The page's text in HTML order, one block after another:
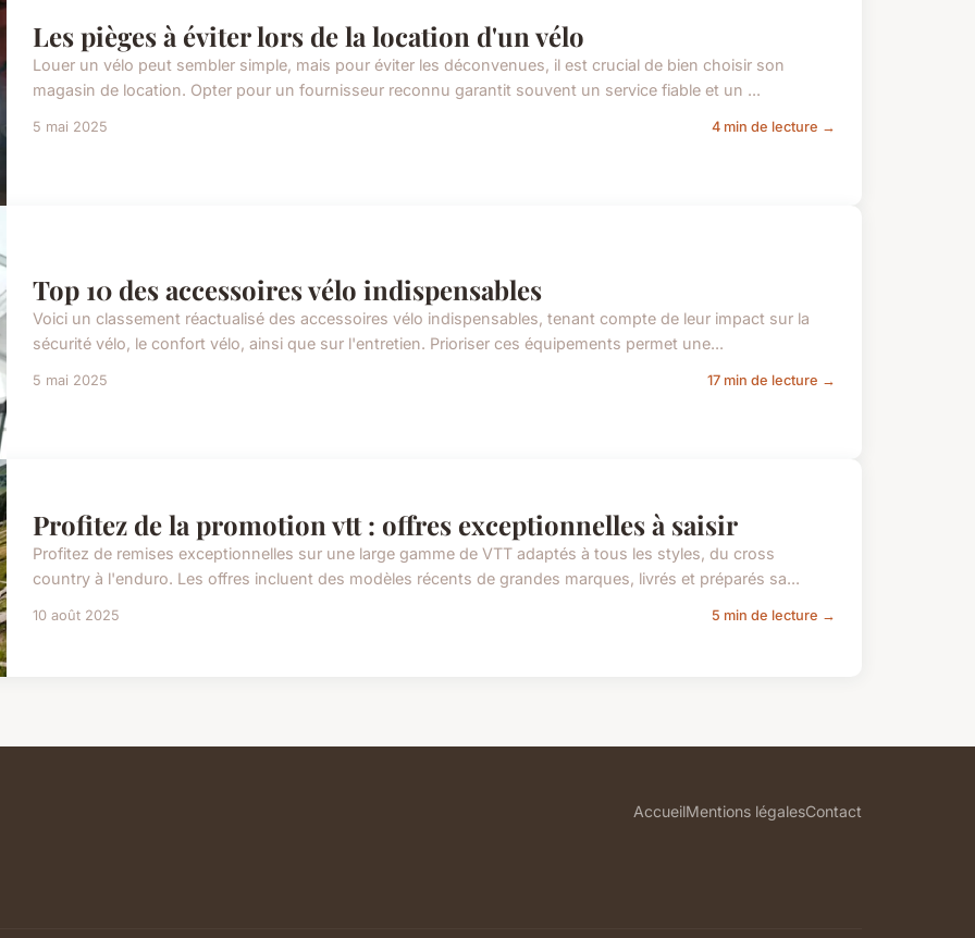
Les pièges à éviter lors de la location d'un vélo
Louer un vélo peut sembler simple, mais pour éviter les déconvenues, il est crucial de bien choisir son
magasin de location. Opter pour un fournisseur reconnu garantit souvent un service fiable et un ...
5 mai 2025 4 min de lecture →
Top 10 des accessoires vélo indispensables
Voici un classement réactualisé des accessoires vélo indispensables, tenant compte de leur impact sur la
sécurité vélo, le confort vélo, ainsi que sur l'entretien. Prioriser ces équipements permet une...
5 mai 2025 17 min de lecture →
Profitez de la promotion vtt : offres exceptionnelles à saisir
Profitez de remises exceptionnelles sur une large gamme de VTT adaptés à tous les styles, du cross
country à l'enduro. Les offres incluent des modèles récents de grandes marques, livrés et préparés sa...
10 août 2025 5 min de lecture →
AccueilMentions légalesContact